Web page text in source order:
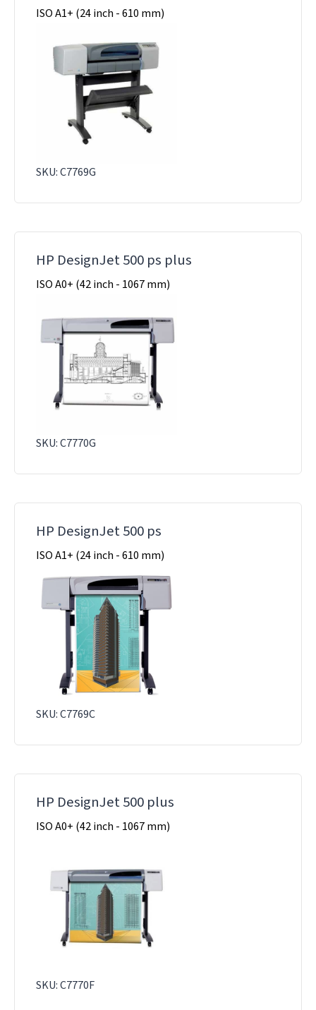
ISO A1+ (24 inch - 610 mm)
SKU: C7769G
HP DesignJet 500 ps plus
ISO A0+ (42 inch - 1067 mm)
SKU: C7770G
HP DesignJet 500 ps
ISO A1+ (24 inch - 610 mm)
SKU: C7769C
HP DesignJet 500 plus
ISO A0+ (42 inch - 1067 mm)
SKU: C7770F